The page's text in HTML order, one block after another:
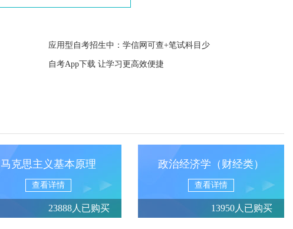
应用型自考招生中：学信网可查+笔试科目少
自考App下载 让学习更高效便捷
马克思主义基本原理
查看详情
23888人已购买
政治经济学（财经类）
查看详情
13950人已购买